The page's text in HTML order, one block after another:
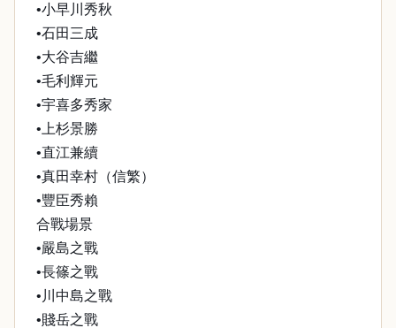
•小早川秀秋
•石田三成
•大谷吉繼
•毛利輝元
•宇喜多秀家
•上杉景勝
•直江兼續
•真田幸村（信繁）
•豐臣秀賴
合戰場景
•嚴島之戰
•長篠之戰
•川中島之戰
•賤岳之戰